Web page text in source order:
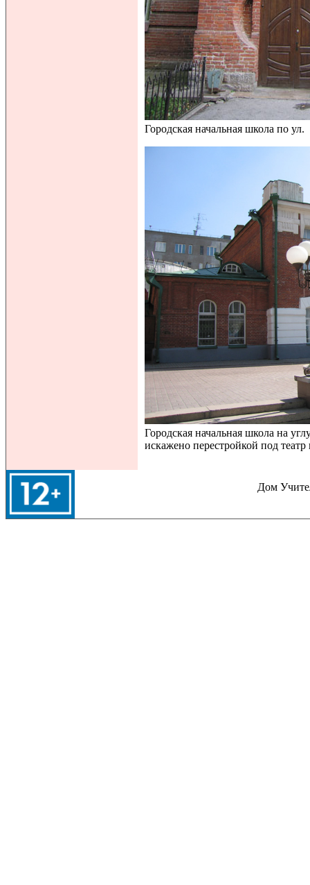
Городская начальная школа по
Городская начальная школа на
искажено перестройкой под
Дом